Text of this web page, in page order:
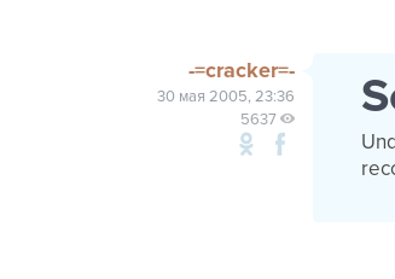
-=cracker=-
30 мая 2005, 23:36
5637